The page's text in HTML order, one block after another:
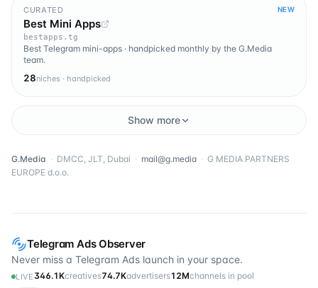
Telegram Ads Observer
Never miss a Telegram Ads launch in your space.
LIVE 346.1Kcreatives74.7Kadvertisers12Mchannels in pool
CURATED NEW
Best Mini Apps
bestapps.tg
Best Telegram mini-apps · handpicked monthly by the G.Media
team.
28niches · handpicked
Show more
G.Media · DMCC, JLT, Dubai · mail@g.media · G MEDIA PARTNERS
EUROPE d.o.o.